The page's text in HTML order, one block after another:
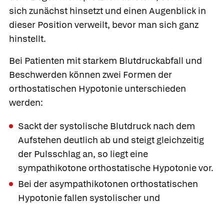
sich zunächst hinsetzt und einen Augenblick in
dieser Position verweilt, bevor man sich ganz
hinstellt.
Bei Patienten mit starkem Blutdruckabfall und
Beschwerden können zwei Formen der
orthostatischen Hypotonie unterschieden
werden:
Sackt der systolische Blutdruck nach dem
Aufstehen deutlich ab und steigt gleichzeitig
der Pulsschlag an, so liegt eine
sympathikotone orthostatische Hypotonie vor.
Bei der asympathikotonen orthostatischen
Hypotonie fallen systolischer und